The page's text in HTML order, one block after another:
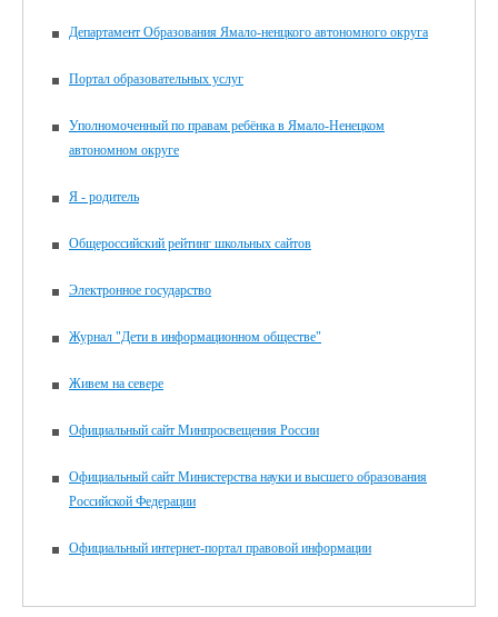
Департамент Образования Ямало-ненцкого автономного округа
Портал образовательных услуг
Уполномоченный по правам ребёнка в Ямало-Ненецком
автономном округе
Я - родитель
Общероссийский рейтинг школьных сайтов
Электронное государство
Журнал "Дети в информационном обществе"
Живем на севере
Официальный сайт Минпросвещения России
Официальный сайт Министерства науки и высшего образования
Российской Федерации
Официальный интернет-портал правовой информации